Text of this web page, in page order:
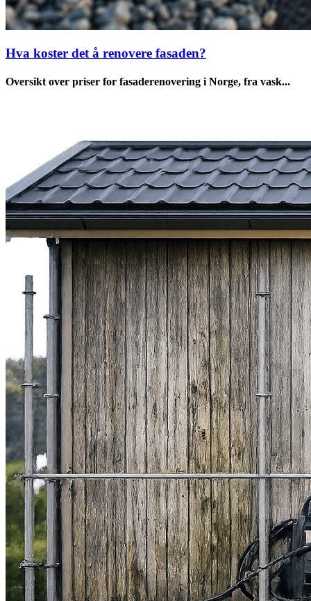
Hva koster det å renovere fasaden?
Oversikt over priser for fasaderenovering i Norge, fra vask...